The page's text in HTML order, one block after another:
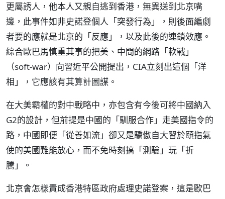
更屬誘人，他本人又親自逃到香港，無異送到北京嘴
邊，此事件如非史諾登個人「突發行為」，則後面編劇
者要的應就是北京的「反應」，以及此後的連鎖效應。
綜合歐巴馬慎重其事的把美、中間的網路「軟戰」
（soft-war）向習近平公開提出，CIA立刻出這個「洋
相」，它應該有其算計圖謀。
在大美霸權的對中戰略中，亦包含有今後可將中國納入
G2的設計，但前提是中國的「馴服合作」走美國指令的
路，中國即便「從善如流」卻又是驕傲自大習於頤指氣
使的美國難能放心，而不免時刻搞「測驗」玩「折
騰」。
北京會怎樣責成香港特區政府處理史諾登案，這是歐巴